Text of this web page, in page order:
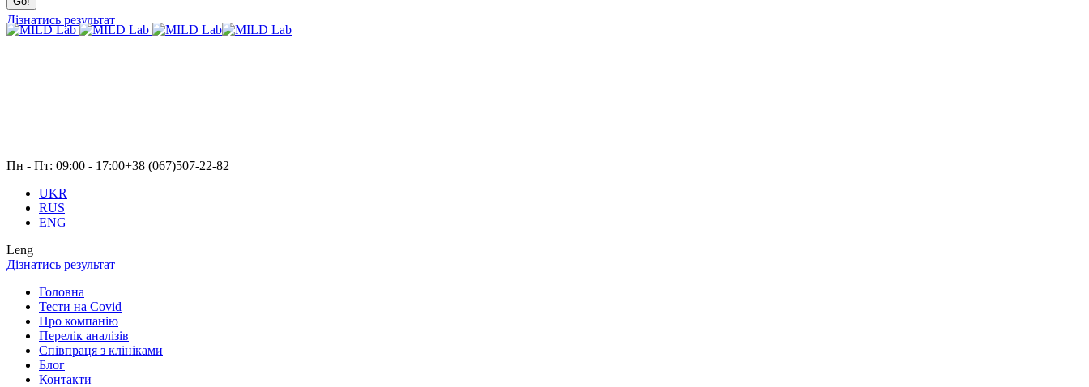
Дізнатись результат
Пн - Пт: 09:00 - 17:00+38 (067)507-22-82
UKR
RUS
ENG
Leng
Дізнатись результат
Головна
Тести на Covid
Про компанію
Перелік аналізів
Співпраця з клініками
Блог
Контакти